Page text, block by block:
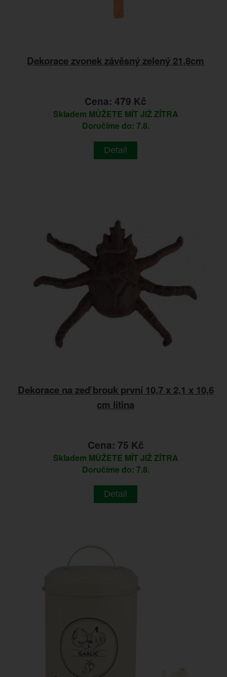
Dekorace zvonek závěsný zelený 21,8cm
Cena: 479 Kč
Skladem MŮŽETE MÍT JIŽ ZÍTRA
Doručíme do: 7.8.
Detail
Dekorace na zeď brouk první 10,7 x 2,1 x 10,6
cm litina
Cena: 75 Kč
Skladem MŮŽETE MÍT JIŽ ZÍTRA
Doručíme do: 7.8.
Detail